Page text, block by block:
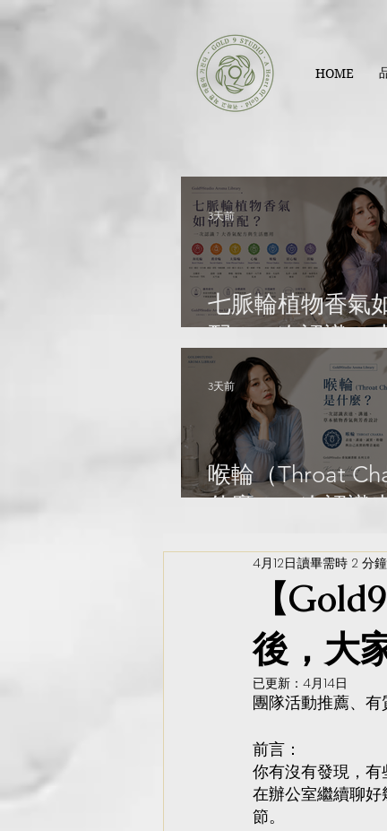
HOME
七脈輪植物香氣
配？一次認識 7
方與生活應用｜
Gold9Studio
Library
3天前
喉輪（Throat
什麼？一次認識
設計｜
Aroma Library
3天前
【
後，大
4月12日讀畢需時 2 分鐘
已更新： 4月14日
團隊活動推薦、
前言：
你有沒有發現，
在辦公室繼續聊
節。